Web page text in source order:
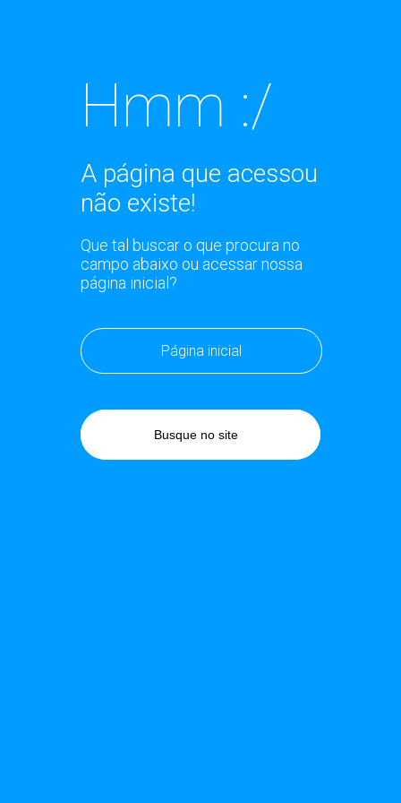
Hmm :/
A página que acessou
não existe!
Que tal buscar o que procura no
campo abaixo ou acessar nossa
página inicial?
Página inicial